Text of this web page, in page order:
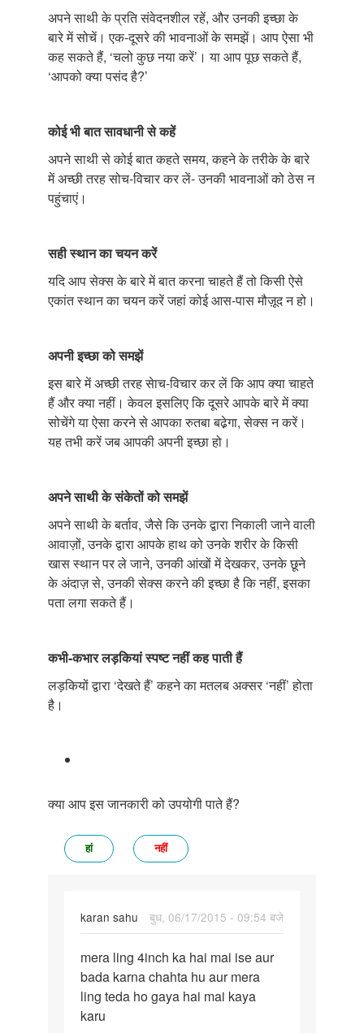
अपने साथी के प्रति संवेदनशील रहें, और उनकी इच्छा के
बारे में सोचें। एक-दूसरे की भावनाओं के समझें। आप ऐसा भी
कह सकते हैं, ‘चलो कुछ नया करें’। या आप पूछ सकते हैं,
‘आपको क्या पसंद है?’
कोईभीबातसावधानीसेकहें
अपने साथी से कोई बात कहते समय, कहने के तरीके के बारे
में अच्छी तरह सोच-विचार कर लें- उनकी भावनाओं को ठेस न
पहुंचाएं।
सहीस्थानकाचयनकरें
यदि आप सेक्स के बारे में बात करना चाहते हैं तो किसी ऐसे
एकांत स्थान का चयन करें जहां कोई आस-पास मौज़ूद न हो।
अपनीइच्छाकोसमझें
इस बारे में अच्छी तरह सेाच-विचार कर लें कि आप क्या चाहते
हैं और क्या नहीं। केवल इसलिए कि दूसरे आपके बारे में क्या
सोचेंगे या ऐसा करने से आपका रुतबा बढे़गा, सेक्स न करें।
यह तभी करें जब आपकी अपनी इच्छा हो।
अपनेसाथीकेसंकेतोंकोसमझें
अपने साथी के बर्ताव, जैसे कि उनके द्वारा निकाली जाने वाली
आवाज़ों, उनके द्वारा आपके हाथ को उनके शरीर के किसी
खास स्थान पर ले जाने, उनकी आंखों में देखकर, उनके छूने
के अंदाज़ से, उनकी सेक्स करने की इच्छा है कि नहीं, इसका
पता लगा सकते हैं।
कभी-कभारलड़कियांस्पष्टनहींकहपातीहैं
लड़कियों द्वारा ‘देखते हैं’ कहने का मतलब अक्सर ‘नहीं’ होता
है।
क्या आप इस जानकारी को उपयोगी पाते हैं?
हां नहीं
karan sahu
बुध, 06/17/2015 - 09:54 बजे
mera
ling
4inch
ka
mera ling 4inch ka hai mai ise aur
bada karna chahta hu aur mera
ling teda ho gaya hai mai kaya
karu